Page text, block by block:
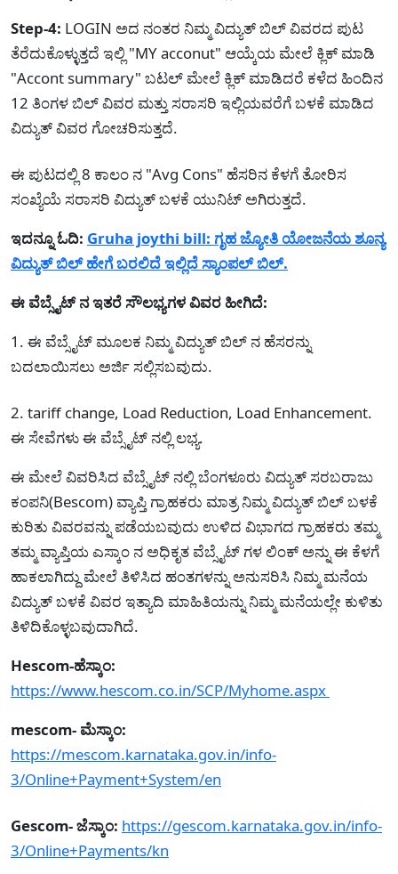
Step-4: LOGIN ಅದ ನಂತರ ನಿಮ್ಮ ವಿದ್ಯುತ್ ಬಿಲ್ ವಿವರದ ಪುಟ
ತೆರೆದುಕೊಳ್ಳುತ್ತದೆ ಇಲ್ಲಿ "MY acconut" ಆಯ್ಕೆಯ ಮೇಲೆ ಕ್ಲಿಕ್ ಮಾಡಿ
"Accont summary" ಬಟಲ್ ಮೇಲೆ ಕ್ಲಿಕ್ ಮಾಡಿದರೆ ಕಳೆದ ಹಿಂದಿನ
12 ತಿಂಗಳ ಬಿಲ್ ವಿವರ ಮತ್ತು ಸರಾಸರಿ ಇಲ್ಲಿಯವರೆಗೆ ಬಳಕೆ ಮಾಡಿದ
ವಿದ್ಯುತ್ ವಿವರ ಗೋಚರಿಸುತ್ತದೆ.
ಈ ಪುಟದಲ್ಲಿ 8 ಕಾಲಂ ನ "Avg Cons" ಹೆಸರಿನ ಕೆಳಗೆ ತೋರಿಸ
ಸಂಖ್ಯೆಯೆ ಸರಾಸರಿ ವಿದ್ಯುತ್ ಬಳಕೆ ಯುನಿಟ್ ಅಗಿರುತ್ತದೆ.
ಇದನ್ನೂ ಓದಿ: Gruha joythi bill: ಗೃಹ ಜ್ಯೋತಿ ಯೋಜನೆಯ ಶೂನ್ಯ
ವಿದ್ಯುತ್ ಬಿಲ್ ಹೇಗೆ ಬರಲಿದೆ ಇಲ್ಲಿದೆ ಸ್ಯಾಂಪಲ್ ಬಿಲ್.
ಈ ವೆಬ್ಸೈಟ್ ನ ಇತರೆ ಸೌಲಭ್ಯಗಳ ವಿವರ ಹೀಗಿದೆ:
1. ಈ ವೆಬ್ಸೈಟ್ ಮೂಲಕ ನಿಮ್ಮ ವಿದ್ಯುತ್ ಬಿಲ್ ನ ಹೆಸರನ್ನು
ಬದಲಾಯಿಸಲು ಅರ್ಜಿ ಸಲ್ಲಿಸಬವುದು.
2. tariff change, Load Reduction, Load Enhancement.
ಈ ಸೇವೆಗಳು ಈ ವೆಬ್ಸೈಟ್ ನಲ್ಲಿ ಲಭ್ಯ.
ಈ ಮೇಲೆ ವಿವರಿಸಿದ ವೆಬ್ಸೈಟ್ ನಲ್ಲಿ ಬೆಂಗಳೂರು ವಿದ್ಯುತ್ ಸರಬರಾಜು
ಕಂಪನಿ(Bescom) ವ್ಯಾಪ್ತಿ ಗ್ರಾಹಕರು ಮಾತ್ರ ನಿಮ್ಮ ವಿದ್ಯುತ್ ಬಿಲ್ ಬಳಕೆ
ಕುರಿತು ವಿವರವನ್ನು ಪಡೆಯಬವುದು ಉಳಿದ ವಿಭಾಗದ ಗ್ರಾಹಕರು ತಮ್ಮ
ತಮ್ಮ ವ್ಯಾಪ್ತಿಯ ಎಸ್ಕಾಂ ನ ಅಧಿಕೃತ ವೆಬ್ಸೈಟ್ ಗಳ ಲಿಂಕ್ ಅನ್ನು ಈ ಕೆಳಗೆ
ಹಾಕಲಾಗಿದ್ದು ಮೇಲೆ ತಿಳಿಸಿದ ಹಂತಗಳನ್ನು ಅನುಸರಿಸಿ ನಿಮ್ಮ ಮನೆಯ
ವಿದ್ಯುತ್ ಬಳಕೆ ವಿವರ ಇತ್ಯಾದಿ ಮಾಹಿತಿಯನ್ನು ನಿಮ್ಮ ಮನೆಯಲ್ಲೇ ಕುಳಿತು
ತಿಳಿದಿಕೊಳ್ಳಬವುದಾಗಿದೆ.
Hescom-ಹೆಸ್ಕಾಂ:
https://www.hescom.co.in/SCP/Myhome.aspx
mescom- ಮೆಸ್ಕಾಂ:
https://mescom.karnataka.gov.in/info-
3/Online+Payment+System/en
Gescom- ಜೆಸ್ಕಾಂ: https://gescom.karnataka.gov.in/info-
3/Online+Payments/kn